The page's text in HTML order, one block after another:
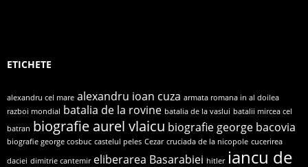
ETICHETE
alexandru cel mare alexandru ioan cuza armata romana in al doilea
razboi mondial batalia de la rovine batalia de la vaslui batalii mircea cel
batran biografie aurel vlaicu biografie george bacovia
biografie george cosbuc castelul peles Cezar cruciada de la nicopole cucerirea
daciei dimitrie cantemir eliberarea Basarabiei hitler iancu de